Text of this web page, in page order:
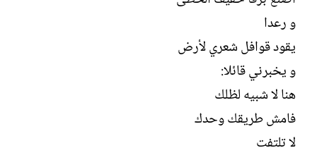
و رعدا
يقود قوافل شعري لأرض
و يخبرني قائلا:
هنا لا شبيه لظلك
فامش طريقك وحدك